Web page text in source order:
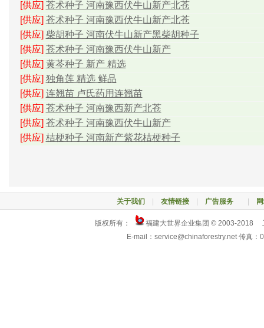
[供应] 苍术种子 河南豫西伏牛山新产北苍
[供应] 苍术种子 河南豫西伏牛山新产北苍
[供应] 柴胡种子 河南伏牛山新产黑柴胡种子
[供应] 苍术种子 河南豫西伏牛山新产
[供应] 黄芩种子 新产 精选
[供应] 独角莲 精选 鲜品
[供应] 连翘苗 卢氏药用连翘苗
[供应] 苍术种子 河南豫西新产北苍
[供应] 苍术种子 河南豫西伏牛山新产
[供应] 桔梗种子 河南新产紫花桔梗种子
关于我们 友情链接| 广告服务
版权所有：
福建大世界企业集团 © 2003-2018
E-mail：service@chinaforestry.net 传真